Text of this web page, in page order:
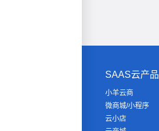
SAAS云产品
小羊云商
微商城/小程序
云小店